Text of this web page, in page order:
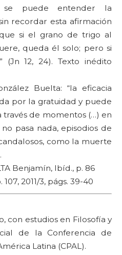
se puede entender la
recordar esta afirmación
si el grano de trigo al
queda él solo; pero si
12, 24). Texto inédito
Buelta: “la eficacia
por la gratuidad y puede
de momentos (…) en
pasa nada, episodios de
como la muerte
Benjamín, Ibíd., p. 86
2011/3, págs. 39-40
con estudios en Filosofía y
de la Conferencia de
Latina (CPAL).